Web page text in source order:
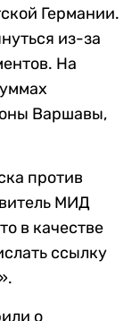
Германии.
из-за
На
Варшавы,
против
МИД
в качестве
ссылку
о